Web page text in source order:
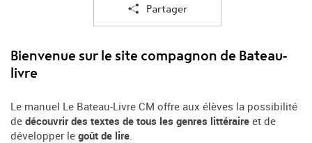
Partager
Bienvenue sur le site compagnon de Bateau-
livre
Le manuel Le Bateau-Livre CM offre aux élèves la possibilité
de découvrir des textes de tous les genres littéraire et de
développer le goût de lire